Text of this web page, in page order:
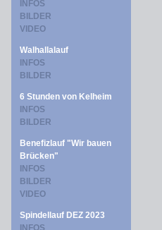
INFOS
BILDER
VIDEO
Walhallalauf
INFOS
BILDER
6 Stunden von Kelheim
INFOS
BILDER
Benefizlauf "Wir bauen
Brücken"
INFOS
BILDER
VIDEO
Spindellauf DEZ 2023
INFOS